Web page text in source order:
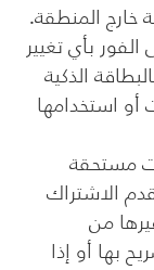
خارج المنطقة.
بأي تغيير
الذكية
استخدامها
مستحقة
الاشتراك
من
بها أو إذا